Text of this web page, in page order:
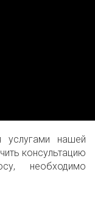
услугами нашей
консультацию
необходимо